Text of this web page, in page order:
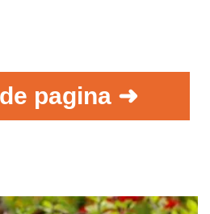
pagina ➜